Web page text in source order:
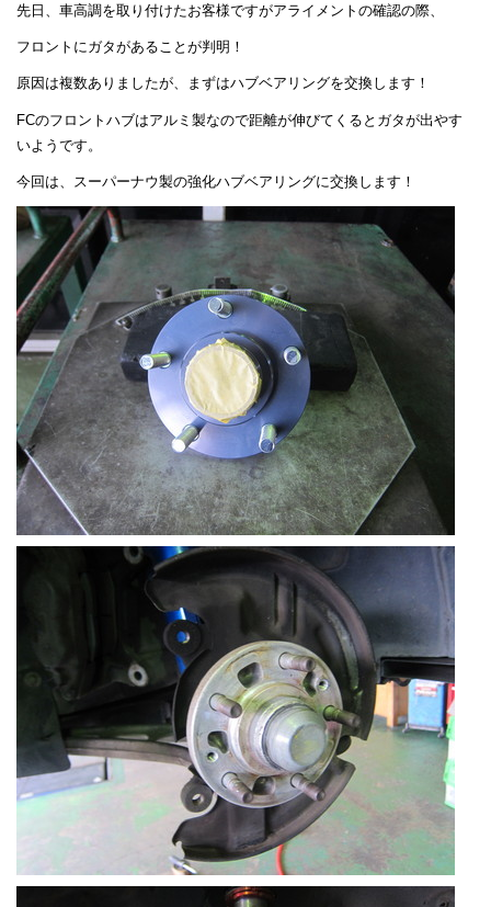
先日、車高調を取り付けたお客様ですがアライメントの確認の際、
フロントにガタがあることが判明！
原因は複数ありましたが、まずはハブベアリングを交換します！
FCのフロントハブはアルミ製なので距離が伸びてくるとガタが出やす
いようです。
今回は、スーパーナウ製の強化ハブベアリングに交換します！